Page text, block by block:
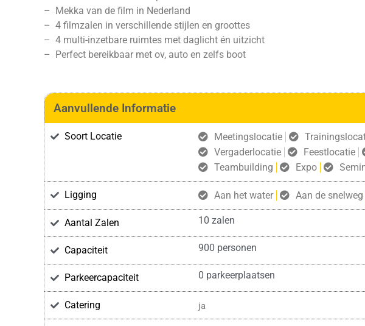
– Mekka van de film in Nederland
– 4 filmzalen in verschillende stijlen en groottes
– 4 multi-inzetbare ruimtes met daglicht én uitzicht
– Perfect bereikbaar met ov, auto en zelfs boot
Aanvullende Informatie
Soort Locatie Meetingslocatie
Vergaderlocatie
Feestlocatie
Teambuilding
Expo
Ligging Aan het water Aan de snelweg
Aantal Zalen 10 zalen
Capaciteit 900 personen
Parkeercapaciteit 0 parkeerplaatsen
Catering ja